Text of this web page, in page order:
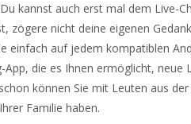
kannst auch erst mal dem Live-
zögere nicht deine eigenen
einfach auf jedem kompatiblen
die es Ihnen ermöglicht, neue
können Sie mit Leuten aus
Familie haben.